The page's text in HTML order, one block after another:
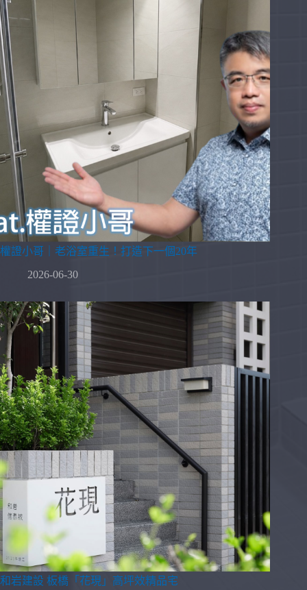
權證小哥｜老浴室重生！打造下一個20年
2026-06-30
和岩建設 板橋「花現」高坪效精品宅